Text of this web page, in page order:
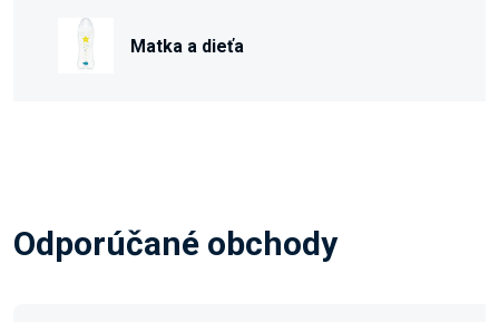
Matka a dieťa
Odporúčané obchody